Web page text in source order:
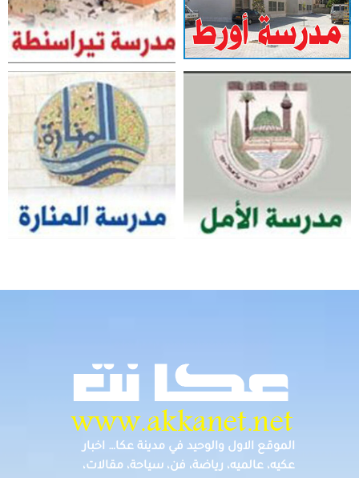
الموقع الاول والوحيد في مدينة عكا… اخبار
عكيه، عالميه، رياضة، فن، سياحة، مقالات،